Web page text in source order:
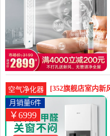
空气净化器
[352旗舰店室内新
除甲月销量6件仅
￥6999
月销量6件